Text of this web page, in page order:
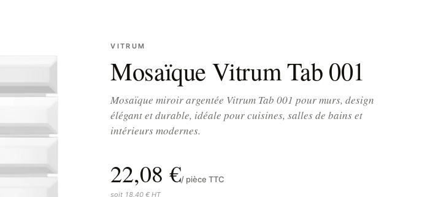
VITRUM
Mosaïque Vitrum Tab 001
Mosaïque miroir argentée Vitrum Tab 001 pour murs, design
élégant et durable, idéale pour cuisines, salles de bains et
intérieurs modernes.
22,08 €/ pièce TTC
soit 18,40 € HT